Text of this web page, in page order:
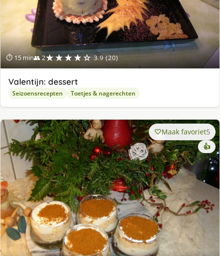
⏱ 15 min👥 2★★★★☆ 3.9 (20)
Valentijn: dessert
Seizoensrecepten Toetjes & nagerechten
Maak favoriet5
👍